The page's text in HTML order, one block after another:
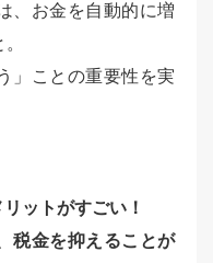
、お金を自動的に増
」ことの重要性を実
ットがすごい！
税金を抑えることが